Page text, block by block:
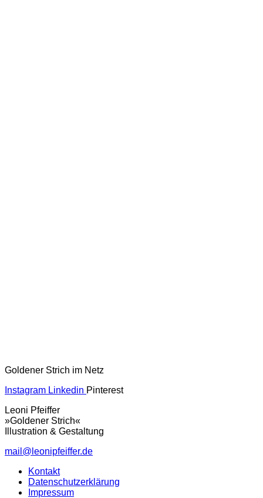
Goldener Strich im Netz
Instagram Linkedin Pinterest
Leoni Pfeiffer
»Goldener Strich«
Illustration & Gestaltung
mail@leonipfeiffer.de
Kontakt
Datenschutzerklärung
Impressum